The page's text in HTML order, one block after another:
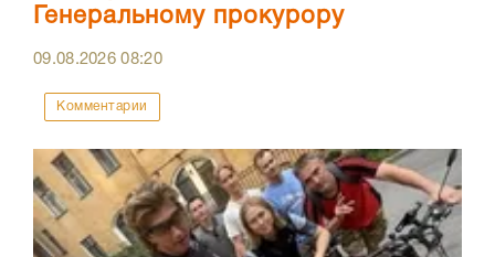
Генеральному прокурору
09.08.202608:20
Комментарии